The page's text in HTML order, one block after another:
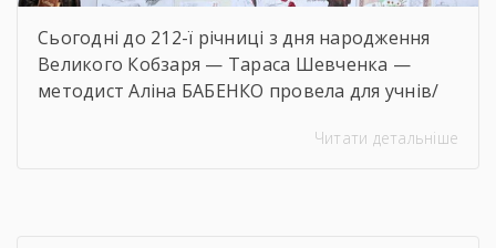
Сьогодні до 212-ї річниці з дня народження
Великого Кобзаря — Тараса Шевченка —
методист Аліна БАБЕНКО провела для учнів/
закладу інтерактивний захід «КобзарЧитати детальніше